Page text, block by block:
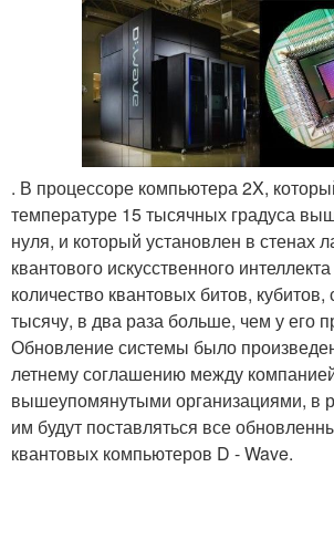
. В процессоре компьютера 2X,
температуре 15 тысячных градуса
нуля, и который установлен в стенах
квантового искусственного
количество квантовых битов, кубитов,
тысячу, в два раза больше, чем у его
Обновление системы было
летнему соглашению между
вышеупомянутыми организациями, в
им будут поставляться все
квантовых компьютеров D - Wave.